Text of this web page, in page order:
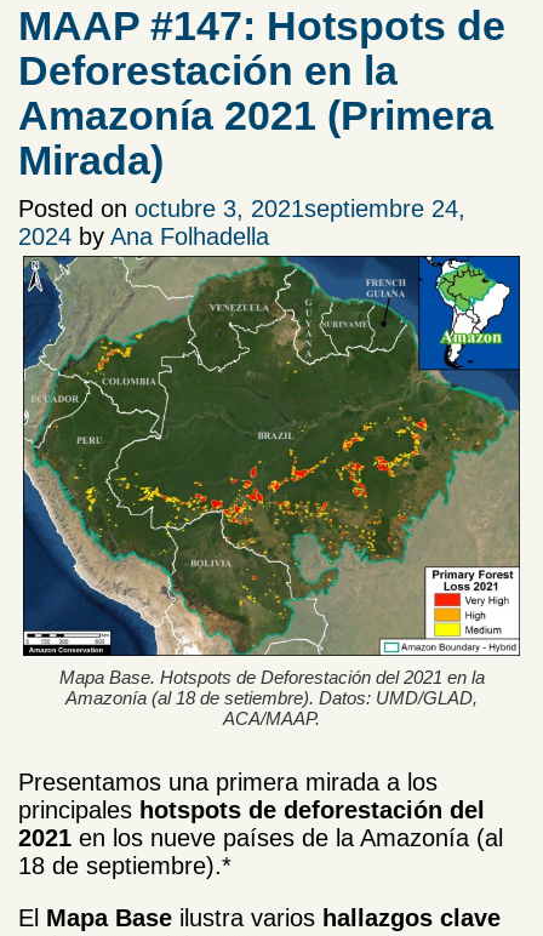
MAAP #147: Hotspots de
Deforestación en la
Amazonía 2021 (Primera
Mirada)
Posted on octubre 3, 2021septiembre 24,
2024 by Ana Folhadella
Mapa Base. Hotspots de Deforestación del 2021 en la
Amazonía (al 18 de setiembre). Datos: UMD/GLAD,
ACA/MAAP.
Presentamos una primera mirada a los
principales hotspots de deforestación del
2021 en los nueve países de la Amazonía (al
18 de septiembre).*
El Mapa Base ilustra varios hallazgos clave